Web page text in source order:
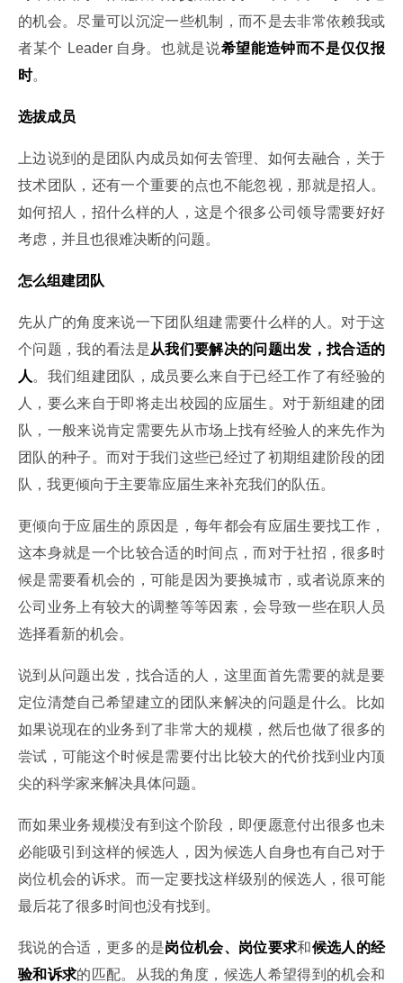
的机会。尽量可以沉淀一些机制，而不是去非常依赖我或
者某个 Leader 自身。也就是说希望能造钟而不是仅仅报
时。
选拔成员
上边说到的是团队内成员如何去管理、如何去融合，关于
技术团队，还有一个重要的点也不能忽视，那就是招人。
如何招人，招什么样的人，这是个很多公司领导需要好好
考虑，并且也很难决断的问题。
怎么组建团队
先从广的角度来说一下团队组建需要什么样的人。对于这
个问题，我的看法是从我们要解决的问题出发，找合适的
人 。我们组建团队，成员要么来自于已经工作了有经验的
人，要么来自于即将走出校园的应届生。对于新组建的团
队，一般来说肯定需要先从市场上找有经验人的来先作为
团队的种子。而对于我们这些已经过了初期组建阶段的团
队，我更倾向于主要靠应届生来补充我们的队伍。
更倾向于应届生的原因是，每年都会有应届生要找工作，
这本身就是一个比较合适的时间点，而对于社招，很多时
候是需要看机会的，可能是因为要换城市，或者说原来的
公司业务上有较大的调整等等因素，会导致一些在职人员
选择看新的机会。
说到从问题出发，找合适的人，这里面首先需要的就是要
定位清楚自己希望建立的团队来解决的问题是什么。比如
如果说现在的业务到了非常大的规模，然后也做了很多的
尝试，可能这个时候是需要付出比较大的代价找到业内顶
尖的科学家来解决具体问题。
而如果业务规模没有到这个阶段，即便愿意付出很多也未
必能吸引到这样的候选人，因为候选人自身也有自己对于
岗位机会的诉求。而一定要找这样级别的候选人，很可能
最后花了很多时间也没有找到。
我说的合适，更多的是岗位机会、岗位要求和候选人的经
验和诉求的匹配。从我的角度，候选人希望得到的机会和